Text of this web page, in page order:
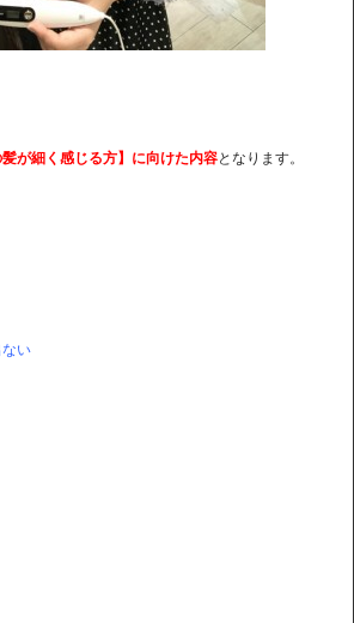
髪が細く感じる方】に向けた内容となります。
ない